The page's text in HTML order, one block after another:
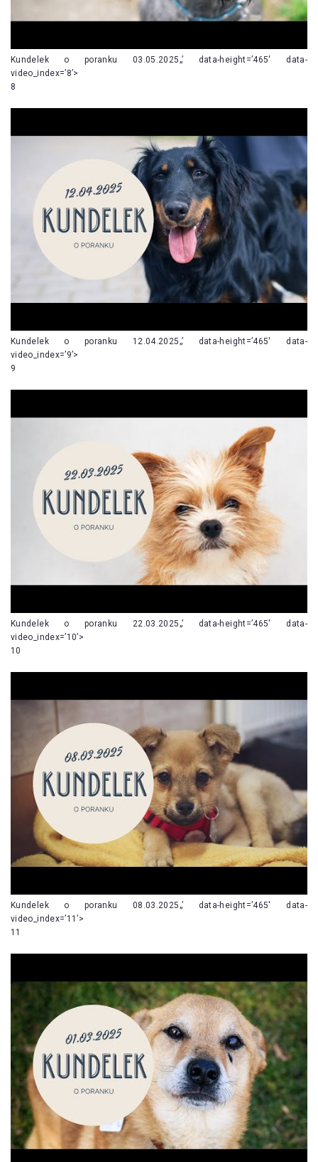
Kundelek o poranku 03.05.2025„’ data-height=’465′ data-
video_index=’8’>
8
Kundelek o poranku 12.04.2025„’ data-height=’465′ data-
video_index=’9’>
9
Kundelek o poranku 22.03.2025„’ data-height=’465′ data-
video_index=’10’>
10
Kundelek o poranku 08.03.2025„’ data-height=’465′ data-
video_index=’11’>
11